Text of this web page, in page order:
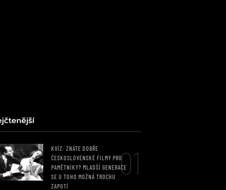
KVÍZ: ZNÁTE DOBŘE
ČESKOSLOVENSKÉ FILMY PRO
PAMĚTNÍKY? MLADŠÍ GENERACE
SE U TOHO MOŽNÁ TROCHU
ZAPOTÍ
01